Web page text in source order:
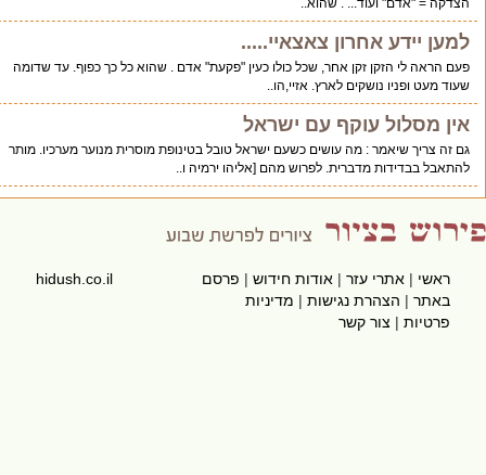
= "אדם" ועוד... . שהוא..
יידע אחרון צאצאיי.....
הראה לי הזקן זקן אחר, שכל כולו כעין "פקעת" אדם . שהוא כל כך כפוף. עד שדומה
מעט ופניו נושקים לארץ. אזיי,הו..
מסלול עוקף עם ישראל
זה צריך שיאמר : מה עושים כשעם ישראל טובל בטינופת מוסרית מנוער מערכיו. מותר
בבדידות מדברית. לפרוש מהם [אליהו ירמיה ו..
ראשי|אתרי עזר |אודות חידוש|פרסם
באתר|הצהרת נגישות|מדיניות
פרטיות|צור קשר
hidush.co.il